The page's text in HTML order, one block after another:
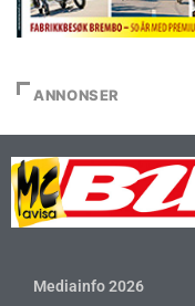
ANNONSER
Mediainfo 2026